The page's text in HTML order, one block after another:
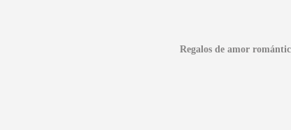
Regalos de amor